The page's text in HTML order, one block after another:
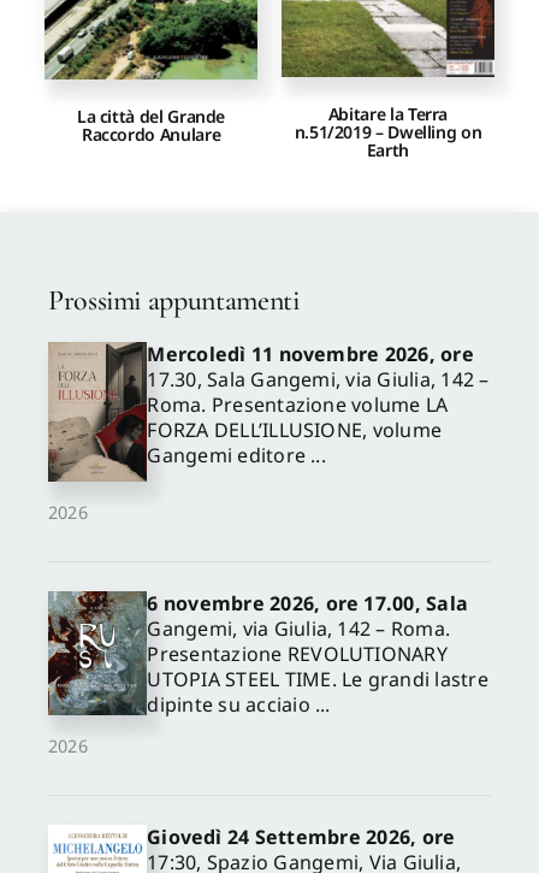
La città del Grande
Raccordo Anulare
Abitare la Terra
n.51/2019 – Dwelling on
Earth
Prossimi appuntamenti
2026
Mercoledì 11 novembre 2026, ore
17.30, Sala Gangemi, via Giulia, 142 –
Roma. Presentazione volume LA
FORZA DELL’ILLUSIONE, volume
Gangemi editore ...
2026
6 novembre 2026, ore 17.00, Sala
Gangemi, via Giulia, 142 – Roma.
Presentazione REVOLUTIONARY
UTOPIA STEEL TIME. Le grandi lastre
dipinte su acciaio ...
Giovedì 24 Settembre 2026, ore
17:30, Spazio Gangemi, Via Giulia,